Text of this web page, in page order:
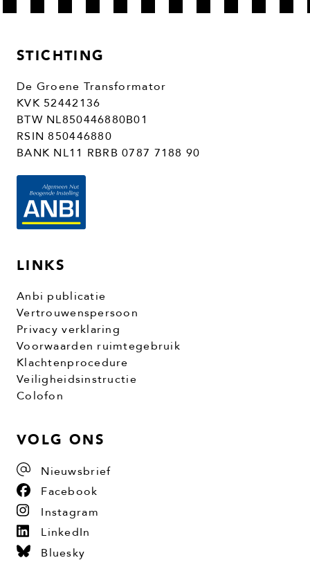
STICHTING
De Groene Transformator
KVK 52442136
BTW NL850446880B01
RSIN 850446880
BANK NL11 RBRB 0787 7188 90
LINKS
Anbi publicatie
Vertrouwenspersoon
Privacy verklaring
Voorwaarden ruimtegebruik
Klachtenprocedure
Veiligheidsinstructie
Colofon
VOLG ONS
Nieuwsbrief
Facebook
Instagram
LinkedIn
Bluesky